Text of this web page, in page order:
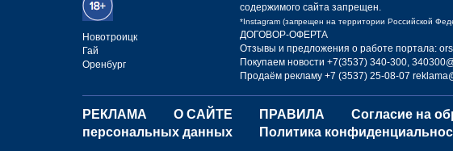
Новотроицк
Гай
Оренбург
содержимого сайта запрещен.
*Instagram (запрещен на территории Российской
ДОГОВОР-ОФЕРТА
Отзывы и предложения о работе портала:
Покупаем новости +7(3537) 340-300,
Продаём рекламу +7 (3537) 25-08-07
РЕКЛАМА О САЙТЕ ПРАВИЛА
Согласие на
персональных данных
Политика